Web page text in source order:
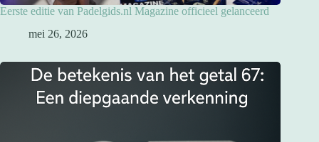
Eerste editie van Padelgids.nl Magazine officieel gelanceerd
mei 26, 2026